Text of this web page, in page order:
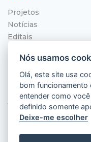
Projetos
Notícias
Editais
Localização
Hospital Universitário
Av. Nilo Peçanha, 620 -
Natal - RN, 59012-300
Nós usamos
Olá, este site usa
bom funcionamento
entender como
definido somente
Deixe-me escolher